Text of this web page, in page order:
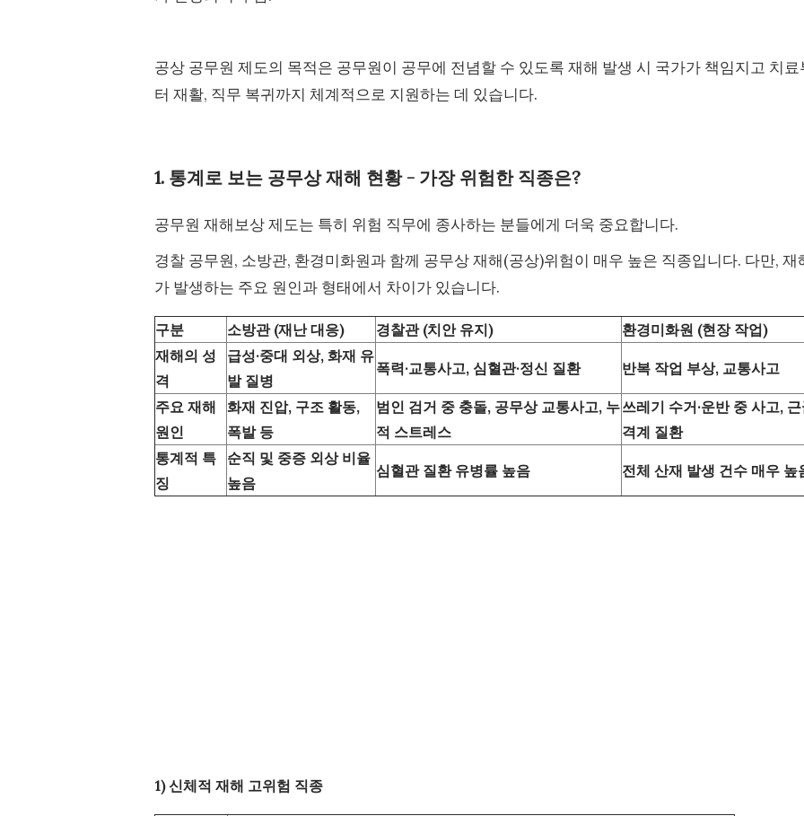
공상 공무원 제도의 목적은 공무원이 공무에 전념할 수 있도록 재해 발생 시 국가가 책임지고 치료
터 재활, 직무 복귀까지 체계적으로 지원하는 데 있습니다.
1. 통계로 보는 공무상 재해 현황 - 가장 위험한 직종은?
공무원 재해보상 제도는 특히 위험 직무에 종사하는 분들에게 더욱 중요합니다.
경찰 공무원, 소방관, 환경미화원과 함께 공무상 재해(공상)위험이 매우 높은 직종입니다. 다만, 재
가 발생하는 주요 원인과 형태에서 차이가 있습니다.
구분 소방관 (재난 대응) 경찰관 (치안 유지)
환경미화원 (현장 작업)
재해의 성
격
급성·중대 외상, 화재 유
발 질병
폭력·교통사고, 심혈관·정신 질환 반복 작업 부상, 교통사고
주요 재해
원인
화재 진압, 구조 활동,
폭발 등
범인 검거 중 충돌, 공무상 교통사고, 누
적 스트레스
쓰레기 수거·운반 중 사고,
격계 질환
통계적 특
징
순직 및 중증 외상 비율
높음
심혈관 질환 유병률 높음 전체 산재 발생 건수 매우 높
1) 신체적 재해 고위험 직종